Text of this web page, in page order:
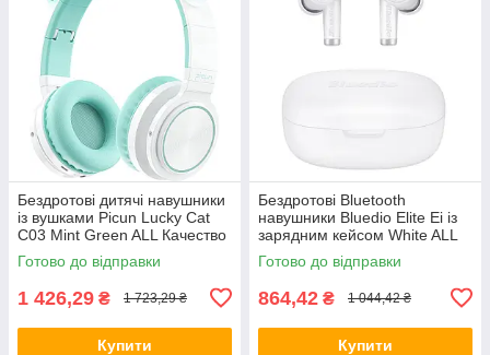
Бездротові дитячі навушники
із вушками Picun Lucky Cat
С03 Mint Green ALL Качество
+ 2344
Готово до відправки
1 426,29 ₴ 1 723,29 ₴
Купити
Бездротові Bluetooth
навушники Bluedio Elite Ei із
зарядним кейсом White ALL
Качество + 2802
Готово до відправки
864,42 ₴ 1 044,42 ₴
Купити